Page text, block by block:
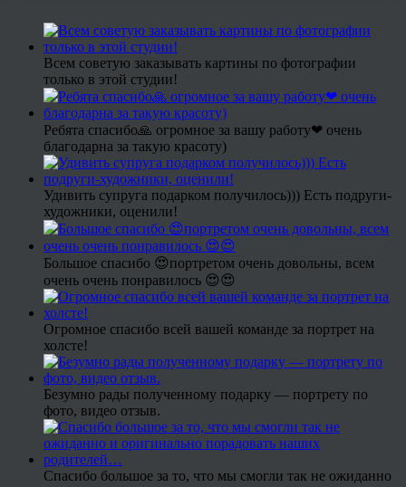
Всем советую заказывать картины по фотографии
только в этой студии!
Ребята спасибо🙏 огромное за вашу работу❤ очень
благодарна за такую красоту)
Удивить супруга подарком получилось))) Есть подруги-
художники, оценили!
Большое спасибо 😍портретом очень довольны, всем
очень очень понравилось 😍😍
Огромное спасибо всей вашей команде за портрет на
холсте!
Безумно рады полученному подарку — портрету по
фото, видео отзыв.
Спасибо большое за то, что мы смогли так не ожиданно